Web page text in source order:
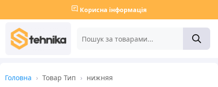
Корисна інформація
Головна › Товар Тип › нижняя